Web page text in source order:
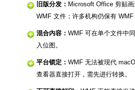
旧版分发： Microsoft Office 剪贴
WMF 文件；许多机构仍保有 WMF
混合内容： WMF 可在单个文件中
入位图。
平台锁定： WMF 无法被现代
查看器直接打开，需先进行转换。